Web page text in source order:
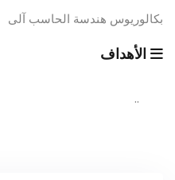
بكالوريوس هندسة الحاسب آلى
الأهداف
..